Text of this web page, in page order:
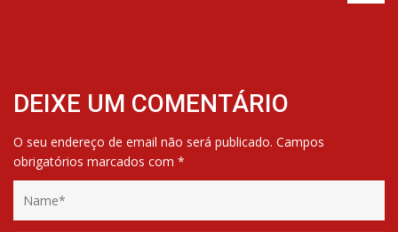
DEIXE UM COMENTÁRIO
O seu endereço de email não será publicado. Campos
obrigatórios marcados com *